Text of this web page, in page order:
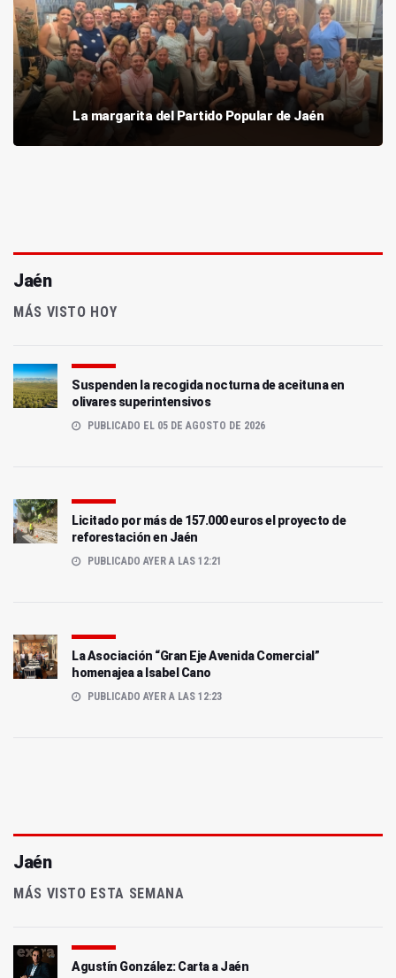
La margarita del Partido Popular de Jaén
Jaén
MÁS VISTO HOY
Suspenden la recogida nocturna de aceituna en
olivares superintensivos
PUBLICADO EL 05 DE AGOSTO DE 2026
Licitado por más de 157.000 euros el proyecto de
reforestación en Jaén
PUBLICADO AYER A LAS 12:21
La Asociación “Gran Eje Avenida Comercial”
homenajea a Isabel Cano
PUBLICADO AYER A LAS 12:23
Jaén
MÁS VISTO ESTA SEMANA
Agustín González: Carta a Jaén